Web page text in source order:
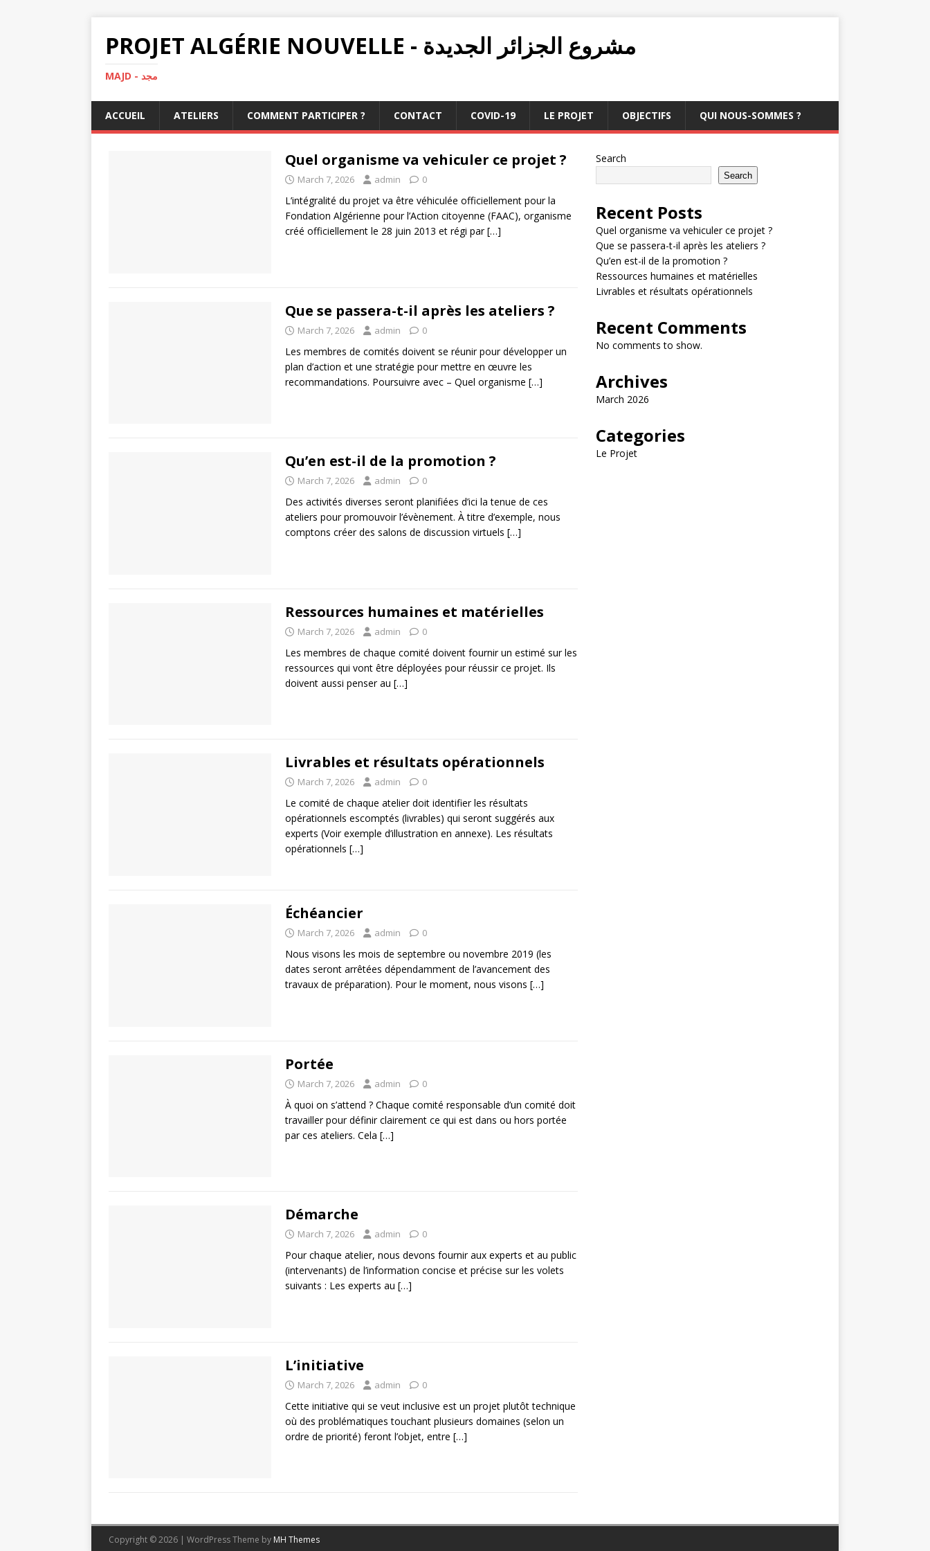
PROJET ALGÉRIE NOUVELLE - مشروع الجزائر الجديدة
MAJD - مجد
ACCUEIL ATELIERS COMMENT PARTICIPER ? CONTACT COVID-19 LE PROJET OBJECTIFS QUI NOUS-SOMMES ?
Quel organisme va vehiculer ce projet ?
March 7, 2026 admin 0
L’intégralité du projet va être véhiculée officiellement pour la
Fondation Algérienne pour l’Action citoyenne (FAAC), organisme
créé officiellement le 28 juin 2013 et régi par[…]
Que se passera-t-il après les ateliers ?
March 7, 2026 admin 0
Les membres de comités doivent se réunir pour développer un
plan d’action et une stratégie pour mettre en œuvre les
recommandations. Poursuivre avec – Quel organisme […]
Qu’en est-il de la promotion ?
March 7, 2026 admin 0
Des activités diverses seront planifiées d’ici la tenue de ces
ateliers pour promouvoir l’évènement. À titre d’exemple, nous
comptons créer des salons de discussion virtuels […]
Ressources humaines et matérielles
March 7, 2026 admin 0
Les membres de chaque comité doivent fournir un estimé sur les
ressources qui vont être déployées pour réussir ce projet. Ils
doivent aussi penser au […]
Livrables et résultats opérationnels
March 7, 2026 admin 0
Le comité de chaque atelier doit identifier les résultats
opérationnels escomptés (livrables) qui seront suggérés aux
experts (Voir exemple d’illustration en annexe). Les résultats
opérationnels […]
Échéancier
March 7, 2026 admin 0
Nous visons les mois de septembre ou novembre 2019 (les
dates seront arrêtées dépendamment de l’avancement des
travaux de préparation). Pour le moment, nous visons […]
Portée
March 7, 2026 admin 0
À quoi on s’attend ? Chaque comité responsable d’un comité doit
travailler pour définir clairement ce qui est dans ou hors portée
par ces ateliers. Cela […]
Démarche
March 7, 2026 admin 0
Pour chaque atelier, nous devons fournir aux experts et au public
(intervenants) de l’information concise et précise sur les volets
suivants : Les experts au […]
L’initiative
March 7, 2026 admin 0
Cette initiative qui se veut inclusive est un projet plutôt technique
où des problématiques touchant plusieurs domaines (selon un
ordre de priorité) feront l’objet, entre […]
Search
Search
Recent Posts
Quel organisme va vehiculer ce projet ?
Que se passera-t-il après les ateliers ?
Qu’en est-il de la promotion ?
Ressources humaines et matérielles
Livrables et résultats opérationnels
Recent Comments
No comments to show.
Archives
March 2026
Categories
Le Projet
Copyright © 2026 | WordPress Theme by MH Themes